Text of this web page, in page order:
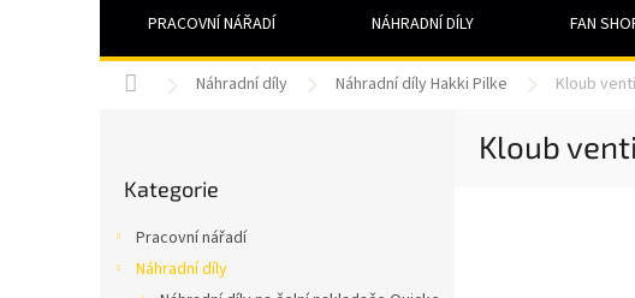
PRACOVNÍ NÁŘADÍ NÁHRADNÍ DÍLY FAN
Domů Náhradní díly Náhradní díly Hakki Pilke Kloub
kategorie
Kategorie
Pracovní nářadí
Náhradní díly
Kloub